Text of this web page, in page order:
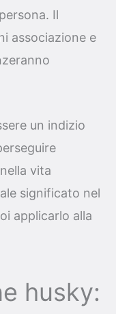
Il
associazione e
un indizio
vita
significato nel
applicarlo alla
husky: